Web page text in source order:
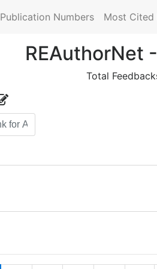
Publication Numbers Most Cited
REAuthorNet
Total